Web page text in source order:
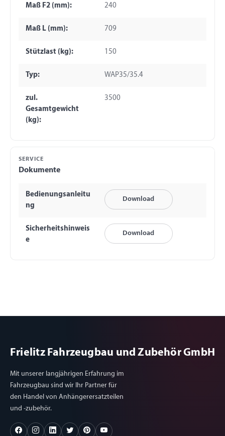
Maß F2 (mm): 240
Maß L (mm): 709
Stützlast (kg): 150
Typ: WAP35/35.4
zul.
Gesamtgewicht
(kg):
3500
SERVICE
Dokumente
Bedienungsanleitu
ng
Download
Sicherheitshinweis
e
Download
Frielitz Fahrzeugbau und Zubehör GmbH
Mit unserer langjährigen Erfahrung im
Fahrzeugbau sind wir Ihr Partner für
den Handel von Anhängerersatzteilen
und -zubehör.